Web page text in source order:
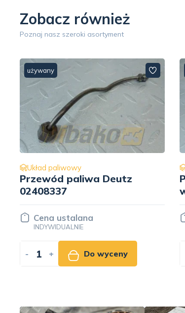
Zobacz również
Poznaj nasz szeroki asortyment
używany
Układ paliwowy
Przewody paliwa pompy
wtryskowej CYL. 1-6 do
silnika Deutz F6L413
02406775
Cena ustalana
INDYWIDUALNIE
- + Do wyceny